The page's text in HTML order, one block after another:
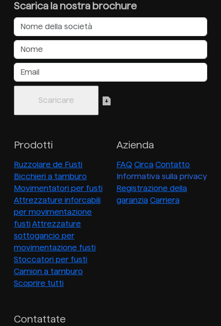
Scarica la nostra brochure
Prodotti
Ruzzolare de Fusti
Bicchieri a tamburo
Movimentatori per fusti
Attrezzature inforcabili
per movimentazione
fustiAttrezzature
sottogancio per
movimentazione fusti
Stoccatori per fusti
Camion a tamburo
Scoprire tutti
Azienda
FAQ Circa Contatto
Informativa sulla privacy
Registrazione della
garanzia Carriera
Contattate